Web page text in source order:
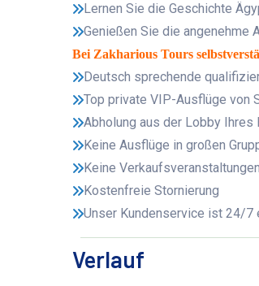
Lernen Sie die Geschichte
Genießen Sie die angenehme
Bei Zakharious Tours
Deutsch sprechende
Top private VIP-Ausflüge von
Abholung aus der Lobby Ihres
Keine Ausflüge in großen
Keine Verkaufsveranstaltungen
Kostenfreie Stornierung
Unser Kundenservice ist 24/7
Verlauf